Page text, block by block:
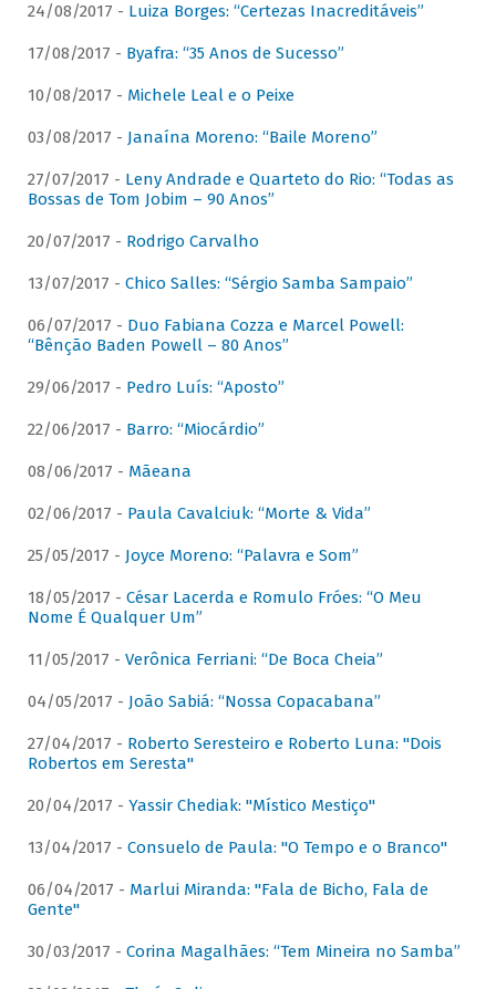
24/08/2017 - Luiza Borges: “Certezas Inacreditáveis”
17/08/2017 - Byafra: “35 Anos de Sucesso”
10/08/2017 - Michele Leal e o Peixe
03/08/2017 - Janaína Moreno: “Baile Moreno”
27/07/2017 - Leny Andrade e Quarteto do Rio: “Todas as
Bossas de Tom Jobim – 90 Anos”
20/07/2017 - Rodrigo Carvalho
13/07/2017 - Chico Salles: “Sérgio Samba Sampaio”
06/07/2017 - Duo Fabiana Cozza e Marcel Powell:
“Bênção Baden Powell – 80 Anos”
29/06/2017 - Pedro Luís: “Aposto”
22/06/2017 - Barro: “Miocárdio”
08/06/2017 - Mãeana
02/06/2017 - Paula Cavalciuk: “Morte & Vida”
25/05/2017 - Joyce Moreno: “Palavra e Som”
18/05/2017 - César Lacerda e Romulo Fróes: “O Meu
Nome É Qualquer Um”
11/05/2017 - Verônica Ferriani: “De Boca Cheia”
04/05/2017 - João Sabiá: “Nossa Copacabana”
27/04/2017 - Roberto Seresteiro e Roberto Luna: "Dois
Robertos em Seresta"
20/04/2017 - Yassir Chediak: "Místico Mestiço"
13/04/2017 - Consuelo de Paula: "O Tempo e o Branco"
06/04/2017 - Marlui Miranda: "Fala de Bicho, Fala de
Gente"
30/03/2017 - Corina Magalhães: “Tem Mineira no Samba”